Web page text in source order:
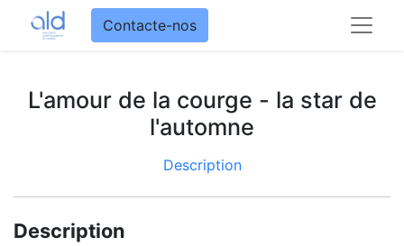
Contacte-nos
L'amour de la courge - la star de
l'automne
Description
Description